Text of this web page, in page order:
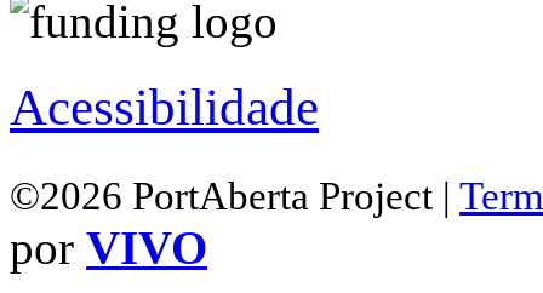
Acessibilidade
©2026 PortAberta Project |
por VIVO